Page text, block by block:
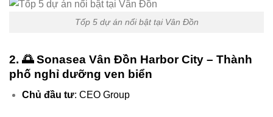
Tốp 5 dự án nổi bật tại Vân Đồn
2. 🌅Sonasea Vân Đồn Harbor City – Thành
phố nghỉ dưỡng ven biển
Chủ đầu tư: CEO Group